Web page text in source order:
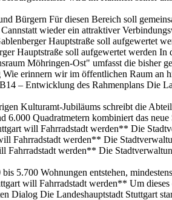
Bürgern Für diesen Bereich soll
wieder ein attraktiver
Hauptstraße soll aufgewertet
Hauptstraße soll aufgewertet werden
Möhringen-Ost" umfasst die bisher
erinnern wir im öffentlichen Raum an
– Entwicklung des Rahmenplans Die
Kulturamt-Jubiläums schreibt die
6.000 Quadratmetern kombiniert das
will Fahrradstadt werden** Die
Fahrradstadt werden** Die
Fahrradstadt werden** Die
5.700 Wohnungen entstehen,
will Fahrradstadt werden** Um
Dialog Die Landeshauptstadt Stuttgart